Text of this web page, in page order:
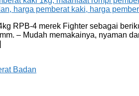
RPB-4 merek Fighter sebagai
– Mudah memakainya, nyaman
Badan